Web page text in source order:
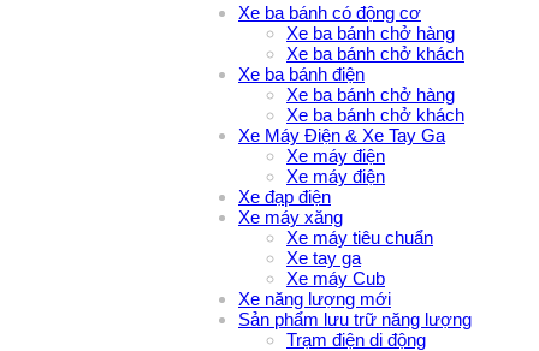
Xe ba bánh có động cơ
Xe ba bánh chở hàng
Xe ba bánh chở khách
Xe ba bánh điện
Xe ba bánh chở hàng
Xe ba bánh chở khách
Xe Máy Điện & Xe Tay Ga
Xe máy điện
Xe máy điện
Xe đạp điện
Xe máy xăng
Xe máy tiêu chuẩn
Xe tay ga
Xe máy Cub
Xe năng lượng mới
Sản phẩm lưu trữ năng lượng
Trạm điện di động